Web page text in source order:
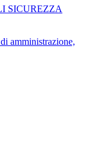
SICUREZZA
amministrazione,